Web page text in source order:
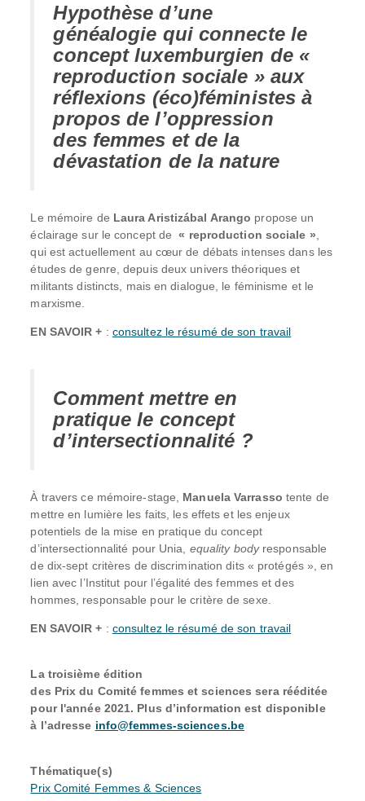
Hypothèse d’une
généalogie qui connecte le
concept luxemburgien de «
reproduction sociale » aux
réflexions (éco)féministes à
propos de l’oppression
des femmes et de la
dévastation de la nature
Le mémoire de Laura Aristizábal Arango propose un
éclairage sur le concept de« reproduction sociale »
qui est actuellement au cœur de débats intenses dans les
études de genre, depuis deux univers théoriques et
militants distincts, mais en dialogue, le féminisme et le
marxisme.
EN SAVOIR + : consultez le résumé de son travail
Comment mettre en
pratique le concept
d’intersectionnalité ?
À travers ce mémoire-stage, Manuela Varrasso tente de
mettre en lumière les faits, les effets et les enjeux
potentiels de la mise en pratique du concept
d’intersectionnalité pour Unia, equality bodyresponsable
de dix-sept critères de discrimination dits « protégés », en
lien avec l’Institut pour l’égalité des femmes et des
hommes, responsable pour le critère de sexe.
EN SAVOIR + : consultez le résumé de son travail
La troisième édition
des Prix du Comité femmes et sciences sera rééditée
pour l'année 2021. Plus d’information est disponible
à l’adresse info@femmes-sciences.be
Thématique(s)
Prix Comité Femmes & Sciences